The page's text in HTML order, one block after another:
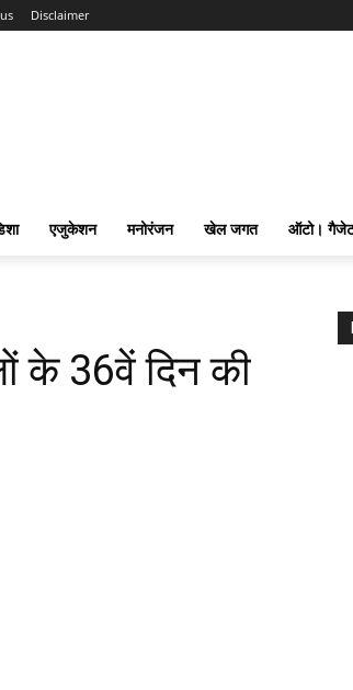
Disclaimer
एजुकेशन मनोरंजन खेल जगत ऑटो।
के 36वें दिन की